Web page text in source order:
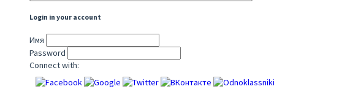
Login in your account
Имя
Password
Connect with: